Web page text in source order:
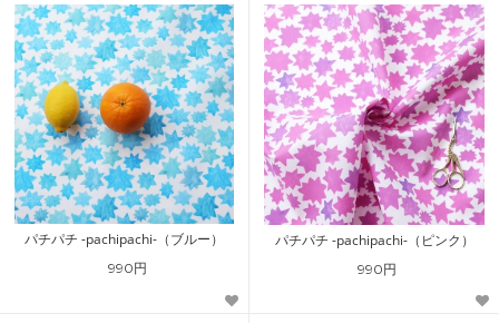
パチパチ -pachipachi-（ブルー）
990円
パチパチ -pachipachi-（ピンク）
990円